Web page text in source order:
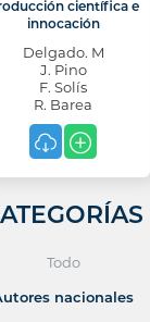
científica e
innocación
Delgado. M
J. Pino
F. Solís
R. Barea
Todo
nacionales